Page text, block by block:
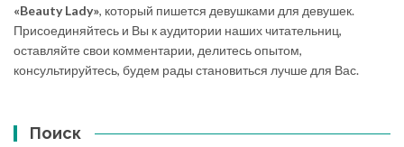
«Beauty Lady», который пишется девушками для девушек.
Присоединяйтесь и Вы к аудитории наших читательниц,
оставляйте свои комментарии, делитесь опытом,
консультируйтесь, будем рады становиться лучше для Вас.
Поиск